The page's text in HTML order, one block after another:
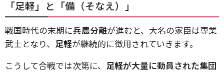
「足軽」と「備（そなえ）」
戦国時代の末期に兵農分離が進むと、大名の家臣は専業
武士となり、 足軽が継続的に徴用されていきます。
こうして合戦では次第に、 足軽が大量に動員された集団